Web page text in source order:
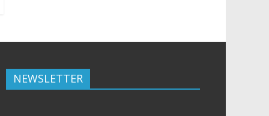
NEWSLETTER